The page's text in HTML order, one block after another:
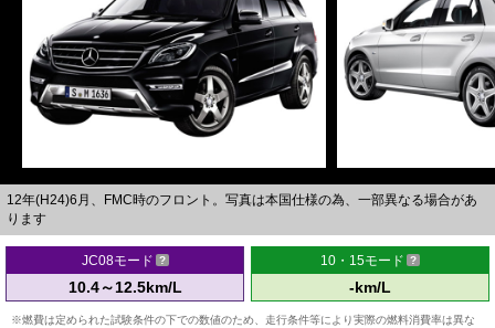
12年(H24)6月、FMC時のフロント。写真は本国仕様の為、一部異なる場合があ
ります
JC08モード
10.4～12.5km/L
10・15モード
-km/L
※燃費は定められた試験条件の下での数値のため、走行条件等により実際の燃料消費率は異な